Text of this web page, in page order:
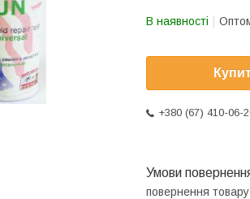
В наявності
+380 (67) 410-06-
повернення